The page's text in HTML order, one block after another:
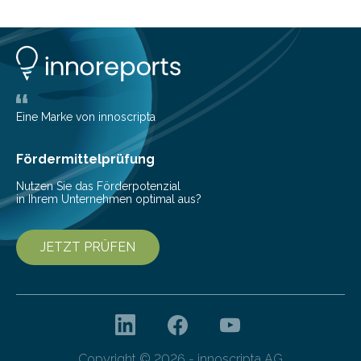
Lösungen interessieren. 1. Multibanking-Tools: Alle
Konten auf einen Blick Viele Banken bieten bereits in
ihrem Online-Banking eine Multibanking-Funktion an,
mit der sich Konten bei anderen Banken…
Eine Marke von innoscripta
Fördermittelprüfung
Nutzen Sie das Förderpotenzial
in Ihrem Unternehmen optimal aus?
JETZT PRÜFEN